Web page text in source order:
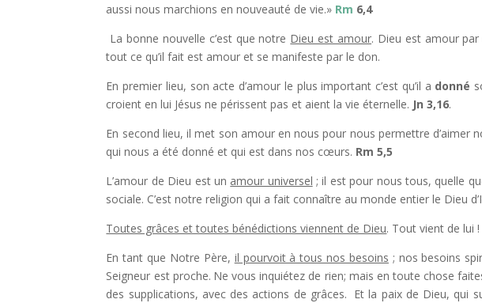
aussi nous marchions en nouveauté de vie.» Rm 6,4
La bonne nouvelle c’est que notre Dieu est amour. Dieu est amour par
tout ce qu’il fait est amour et se manifeste par le don.
En premier lieu, son acte d’amour le plus important c’est qu’il a donné
croient en lui Jésus ne périssent pas et aient la vie éternelle. Jn 3,16.
En second lieu, il met son amour en nous pour nous permettre d’aimer
qui nous a été donné et qui est dans nos cœurs. Rm 5,5
L’amour de Dieu est un amour universel ; il est pour nous tous, quelle
sociale. C’est notre religion qui a fait connaître au monde entier le Dieu
Toutes grâces et toutes bénédictions viennent de Dieu. Tout vient de lui !
En tant que Notre Père, il pourvoit à tous nos besoins ; nos besoins
Seigneur est proche. Ne vous inquiétez de rien; mais en toute chose
des supplications, avec des actions de grâces. Et la paix de Dieu, qui